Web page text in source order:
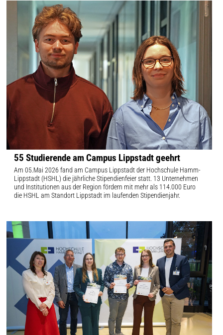
55 Studierende am Campus Lippstadt geehrt
Am 05.Mai 2026 fand am Campus Lippstadt der Hochschule Hamm-
Lippstadt (HSHL) die jährliche Stipendienfeier statt. 13 Unternehmen
und Institutionen aus der Region fördern mit mehr als 114.000 Euro
die HSHL am Standort Lippstadt im laufenden Stipendienjahr.